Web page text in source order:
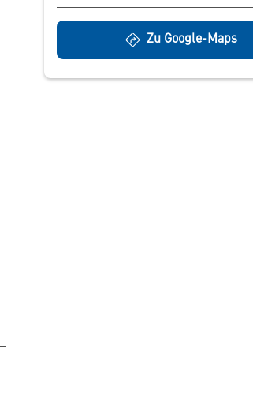
Zu Google-Maps